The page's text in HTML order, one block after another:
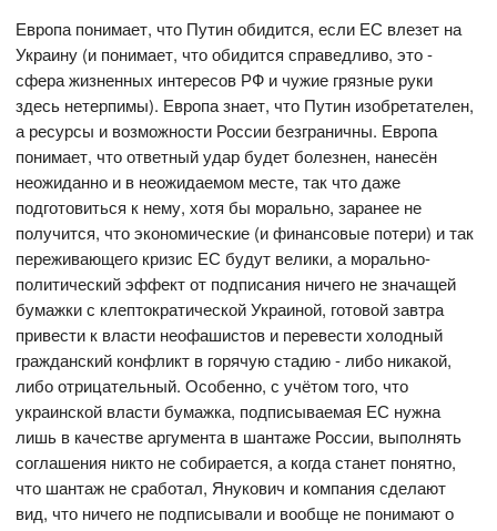
Европа понимает, что Путин обидится, если ЕС влезет на
Украину (и понимает, что обидится справедливо, это -
сфера жизненных интересов РФ и чужие грязные руки
здесь нетерпимы). Европа знает, что Путин изобретателен,
а ресурсы и возможности России безграничны. Европа
понимает, что ответный удар будет болезнен, нанесён
неожиданно и в неожидаемом месте, так что даже
подготовиться к нему, хотя бы морально, заранее не
получится, что экономические (и финансовые потери) и так
переживающего кризис ЕС будут велики, а морально-
политический эффект от подписания ничего не значащей
бумажки с клептократической Украиной, готовой завтра
привести к власти неофашистов и перевести холодный
гражданский конфликт в горячую стадию - либо никакой,
либо отрицательный. Особенно, с учётом того, что
украинской власти бумажка, подписываемая ЕС нужна
лишь в качестве аргумента в шантаже России, выполнять
соглашения никто не собирается, а когда станет понятно,
что шантаж не сработал, Янукович и компания сделают
вид, что ничего не подписывали и вообще не понимают о